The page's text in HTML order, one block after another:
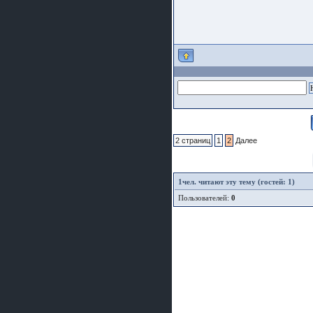
2 страниц 1 2 Далее
1чел. читают эту тему (гостей: 1)
Пользователей: 0